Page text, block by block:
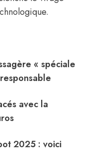
« spéciale
avec la
2025 : voici